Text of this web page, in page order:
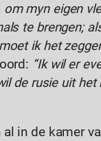
om myn eigen
te brengen;
ik het
“Ik wil er
de rusie uit het
al in de kamer